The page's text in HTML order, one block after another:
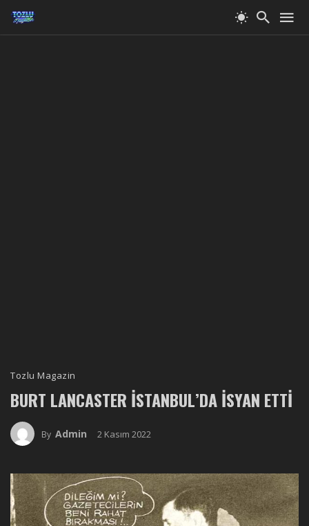
Tozlu Magazin
BURT LANCASTER İSTANBUL’DA İSYAN ETTI
By Admin 2 Kasım 2022